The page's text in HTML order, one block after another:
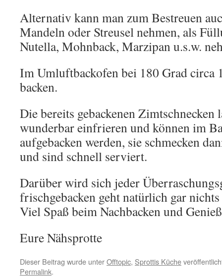
Alternativ kann man zum Bestreuen
Mandeln oder Streusel nehmen, als
Nutella, Mohnback, Marzipan u.s.w.
Im Umluftbackofen bei 180 Grad circa
backen.
Die bereits gebackenen Zimtschnecken
wunderbar einfrieren und können im
aufgebacken werden, sie schmecken
und sind schnell serviert.
Darüber wird sich jeder
frischgebacken geht natürlich gar
Viel Spaß beim Nachbacken und
Eure Nähsprotte
Dieser Beitrag wurde unterOfftopic, Sprottis Küche
Permalink.